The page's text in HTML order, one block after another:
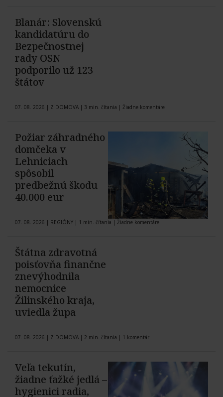
Blanár: Slovenskú
kandidatúru do
Bezpečnostnej
rady OSN
podporilo už 123
štátov
07. 08. 2026 | Z DOMOVA | 3 min. čítania | Žiadne komentáre
Požiar záhradného
domčeka v
Lehniciach
spôsobil
predbežnú škodu
40.000 eur
07. 08. 2026 | REGIÓNY | 1 min. čítania | Žiadne komentáre
Štátna zdravotná
poisťovňa finančne
znevýhodnila
nemocnice
Žilinského kraja,
uviedla župa
07. 08. 2026 | Z DOMOVA | 2 min. čítania | 1 komentár
Veľa tekutín,
žiadne ťažké jedlá –
hygienici radia,